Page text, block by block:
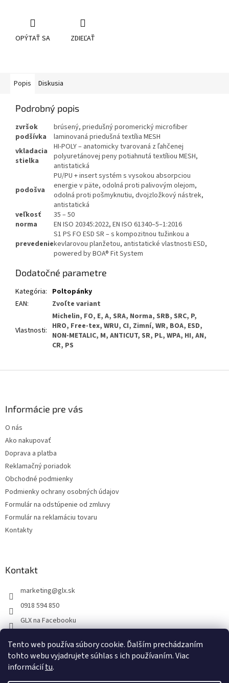
Tento web používa súbory cookie. Ďalším prechádzaním
tohto webu vyjadrujete súhlas s ich používaním. Viac
informáciítu.
OPÝTAŤ SA ZDIEĽAŤ
Popis Diskusia
Podrobný popis
zvršok
brúsený, priedušný poromerický microfiber
podšívka
laminovaná priedušná textília MESH
vkladacia
stielka
HI-POLY – anatomicky tvarovaná z ľahčenej
polyuretánovej peny potiahnutá textíliou MESH,
antistatická
podošva
PU/PU + insert systém s vysokou absorpciou
energie v päte, odolná proti palivovým olejom,
odolná proti pošmyknutiu, dvojzložkový nástrek,
antistatická
veľkosť
35 – 50
norma
EN ISO 20345:2022, EN ISO 61340–5–1:2016
prevedenie
S1 PS FO ESD SR – s kompozitnou tužinkou a
kevlarovou planžetou, antistatické vlastnosti ESD,
powered by BOA® Fit System
Dodatočné parametre
Kategória: Poltopánky
EAN: Zvoľte variant
Vlastnosti:
Michelin, FO, E, A, SRA, Norma, SRB, SRC, P,
HRO, Free-tex, WRU, CI, Zimní, WR, BOA, ESD,
NON-METALIC, M, ANTICUT, SR, PL, WPA, HI, AN,
CR, PS
Informácie pre vás
O nás
Ako nakupovať
Doprava a platba
Reklamačný poriadok
Obchodné podmienky
Podmienky ochrany osobných údajov
Formulár na odstúpenie od zmluvy
Formulár na reklamáciu tovaru
Kontakty
Kontakt
marketing@glx.sk
0918 594 850
GLX na Facebooku